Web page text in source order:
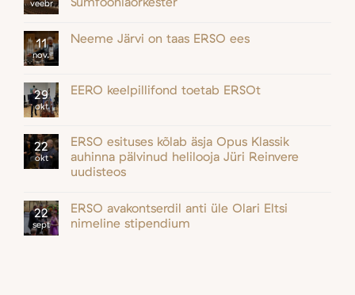
veebr
11
nov.
Neeme Järvi on taas ERSO ees
29
okt
EERO keelpillifond toetab ERSOt
22
okt
ERSO esituses kõlab äsja Opus Klassik
auhinna pälvinud helilooja Jüri Reinvere
uudisteos
22
sept
ERSO avakontserdil anti üle Olari Eltsi
nimeline stipendium